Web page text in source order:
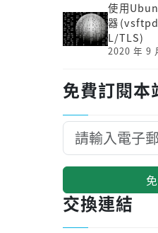
使用
器
L/TLS)
2020 年 9
免費訂閱本
交換連結